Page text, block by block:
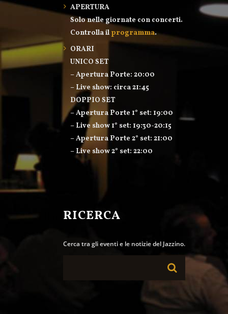
APERTURA
Solo nelle giornate con concerti.
Controlla il programma.
ORARI
UNICO SET
– Apertura Porte: 20:00
– Live show: circa 21:45
DOPPIO SET
– Apertura Porte 1° set: 19:00
– Live show 1° set: 19:30-20:15
– Apertura Porte 2° set: 21:00
– Live show 2° set: 22:00
RICERCA
Cerca tra gli eventi e le notizie del Jazzino.